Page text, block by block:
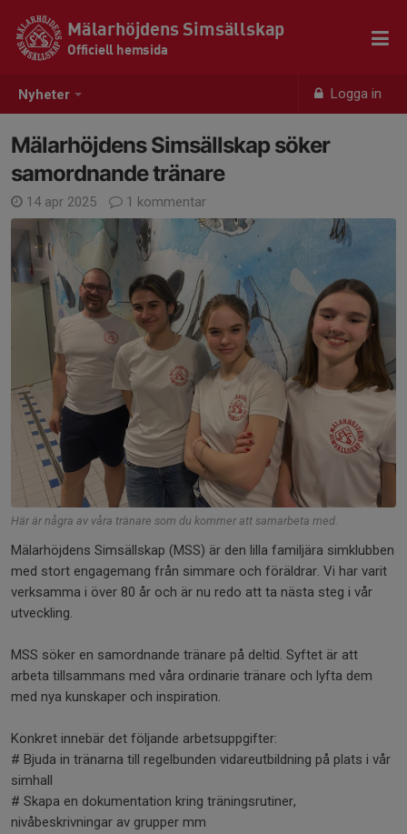
Nyheter Logga in
Mälarhöjdens Simsällskap
Officiell hemsida
Mälarhöjdens Simsällskap söker
samordnande tränare
14 apr 2025 1 kommentar
Här är några av våra tränare som du kommer att samarbeta med.
Mälarhöjdens Simsällskap (MSS) är den lilla familjära simklubben
med stort engagemang från simmare och föräldrar. Vi har varit
verksamma i över 80 år och är nu redo att ta nästa steg i vår
utveckling.
MSS söker en samordnande tränare på deltid. Syftet är att
arbeta tillsammans med våra ordinarie tränare och lyfta dem
med nya kunskaper och inspiration.
Konkret innebär det följande arbetsuppgifter:
# Bjuda in tränarna till regelbunden vidareutbildning på plats i vår
simhall
# Skapa en dokumentation kring träningsrutiner,
nivåbeskrivningar av grupper mm